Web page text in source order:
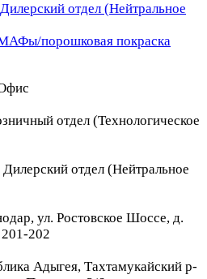
Дилерский отдел (Нейтральное
порошковая покраска
отдел (Технологическое
Дилерский отдел (Нейтральное
ул. Ростовское Шоссе, д.
202
Адыгея, Тахтамукайский р-